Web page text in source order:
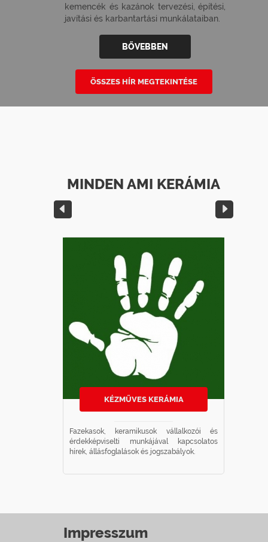
kemencék és kazánok tervezési, építési,
javítási és karbantartási munkálataiban.
BŐVEBBEN
ÖSSZES HÍR MEGTEKINTÉSE
MINDEN AMI KERÁMIA
KÉZMŰVES KERÁMIA
Fazekasok, keramikusok vállalkozói és
érdekképviselti munkájával kapcsolatos
hírek, állásfoglalások és jogszabályok.
Impresszum